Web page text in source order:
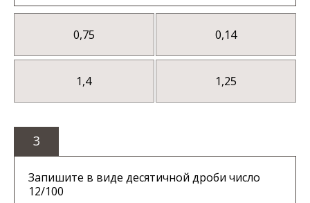
0,75 0,14
1,4 1,25
3
Запишите в виде десятичной дроби число
12/100